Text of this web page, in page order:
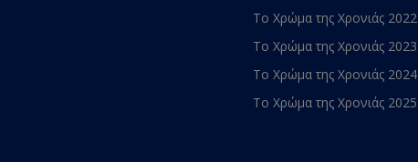
Το Χρώμα της Χρονιάς 2022
Το Χρώμα της Χρονιάς 2023
Το Χρώμα της Χρονιάς 2024
Το Χρώμα της Χρονιάς 2025